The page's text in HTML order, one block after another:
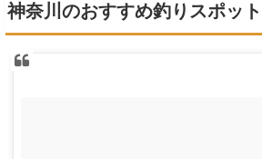
神奈川のおすすめ釣りスポッ